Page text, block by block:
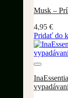
Musk –
4,95 €
Pridať do